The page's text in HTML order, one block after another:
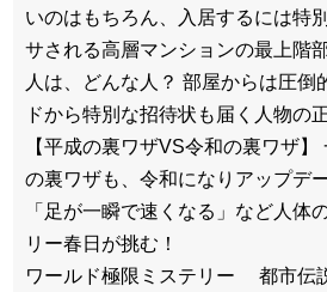
いのはもちろん、入居するには特
サされる高層マンションの最上階
人は、どんな人？ 部屋からは圧倒
ドから特別な招待状も届く人物の
【平成の裏ワザVS令和の裏ワザ】
の裏ワザも、令和になりアップデ
「足が一瞬で速くなる」など人体
リー春日が挑む！
ワールド極限ミステリー 都市伝